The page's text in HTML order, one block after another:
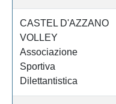
CASTEL D'AZZANO
VOLLEY
Associazione
Sportiva
Dilettantistica